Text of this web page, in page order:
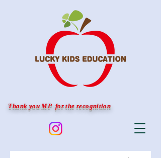
Thank you MP for the recognition